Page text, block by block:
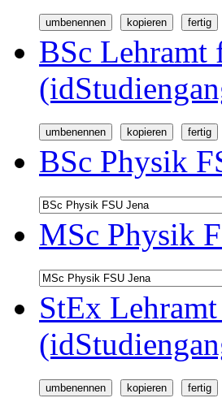
BSc Lehramt
BSc Physik
MSc Physik
StEx